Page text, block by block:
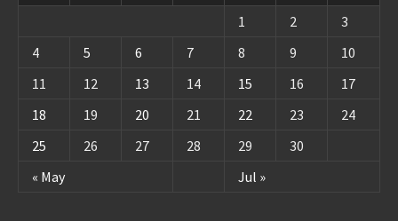
« May Jul »
1 2
3
4
5 6 7 8 9
10
11
12 13 14 15 16
17
18
19 20 21 22 23
24
25
26 27 28 29 30